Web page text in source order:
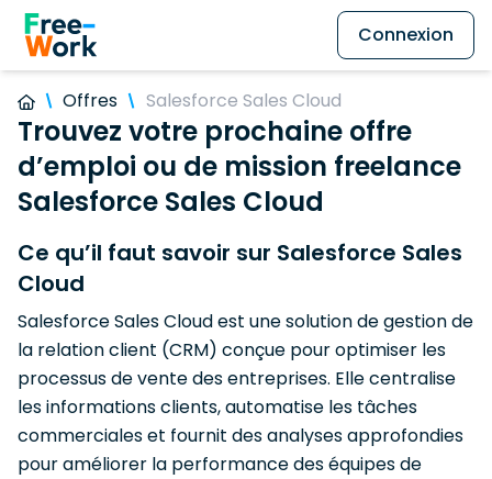
Connexion
Offres Salesforce Sales Cloud
Trouvez votre prochaine offre
d’emploi ou de mission freelance
Salesforce Sales Cloud
Ce qu’il faut savoir sur Salesforce Sales
Cloud
Salesforce Sales Cloud est une solution de gestion de
la relation client (CRM) conçue pour optimiser les
processus de vente des entreprises. Elle centralise
les informations clients, automatise les tâches
commerciales et fournit des analyses approfondies
pour améliorer la performance des équipes de